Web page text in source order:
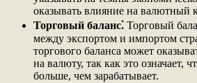
оказывать влияние на валютный
Торговый баланс⁚ Торговый
между экспортом и импортом
торгового баланса может
на валюту, так как это означает,
больше, чем зарабатывает.